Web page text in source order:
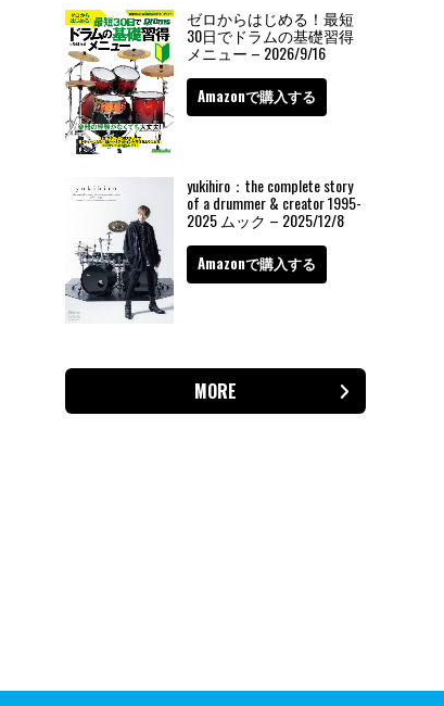
ゼロからはじめる！最短
30日でドラムの基礎習得
メニュー – 2026/9/16
Amazonで購入する
yukihiro：the complete story
of a drummer & creator 1995-
2025 ムック – 2025/12/8
Amazonで購入する
MORE